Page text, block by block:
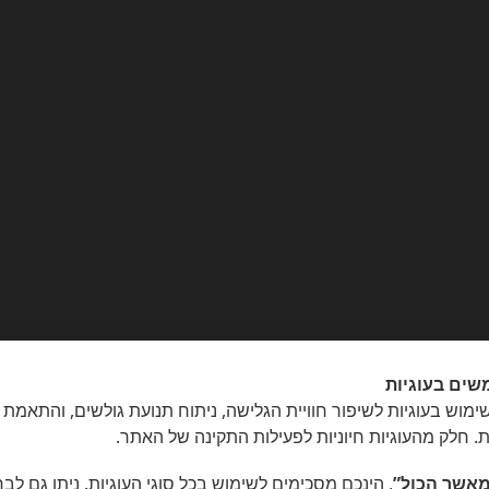
ויצמן 14, תל-אביב, טלפון
בעוגיות
בעוגיות לשיפור חוויית הגלישה, ניתוח תנועת גולשים,
חלק מהעוגיות חיוניות לפעילות התקינה של האתר.
הכול”, הינכם מסכימים לשימוש בכל סוגי העוגיות. ניתן גם